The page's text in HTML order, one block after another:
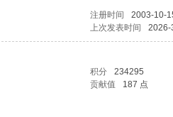
注册时间
2003-10-
上次发表时间 2026-
积分
234295
贡献值
187 点